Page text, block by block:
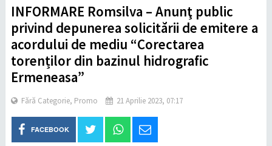
INFORMARE Romsilva – Anunţ public
privind depunerea solicitării de emitere a
acordului de mediu “Corectarea
torenților din bazinul hidrografic
Ermeneasa”
Fără Categorie, Promo 21 Aprilie 2023, 07:17
FACEBOOK